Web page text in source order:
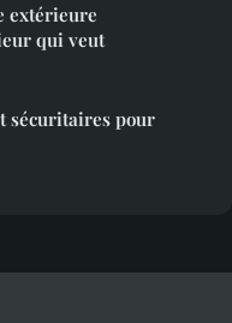
extérieure
qui veut
sécuritaires pour